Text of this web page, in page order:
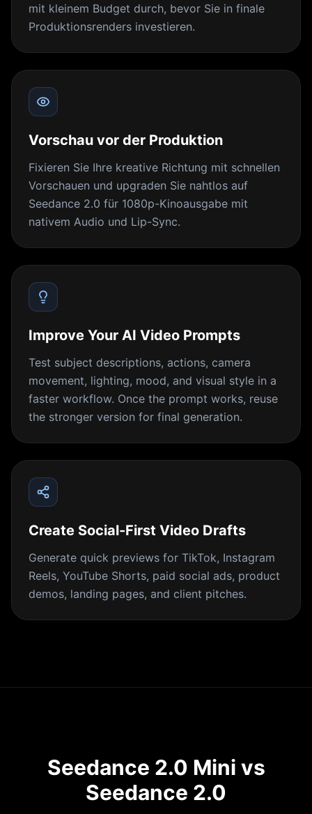
mit kleinem Budget durch, bevor Sie in finale
Produktionsrenders investieren.
Vorschau vor der Produktion
Fixieren Sie Ihre kreative Richtung mit schnellen
Vorschauen und upgraden Sie nahtlos auf
Seedance 2.0 für 1080p-Kinoausgabe mit
nativem Audio und Lip-Sync.
Improve Your AI Video Prompts
Test subject descriptions, actions, camera
movement, lighting, mood, and visual style in a
faster workflow. Once the prompt works, reuse
the stronger version for final generation.
Create Social-First Video Drafts
Generate quick previews for TikTok, Instagram
Reels, YouTube Shorts, paid social ads, product
demos, landing pages, and client pitches.
Seedance 2.0 Mini vs
Seedance 2.0